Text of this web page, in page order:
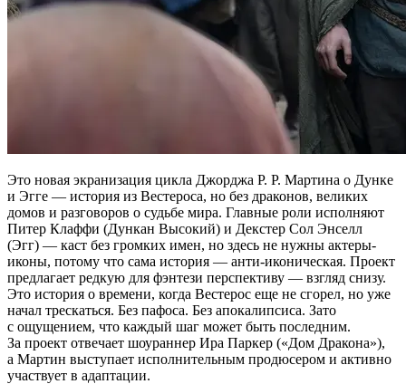
Это новая экранизация цикла Джорджа Р. Р. Мартина о Дунке
и Эгге — история из Вестероса, но без драконов, великих
домов и разговоров о судьбе мира. Главные роли исполняют
Питер Клаффи (Дункан Высокий) и Декстер Сол Энселл
(Эгг) — каст без громких имен, но здесь не нужны актеры-
иконы, потому что сама история — анти-иконическая. Проект
предлагает редкую для фэнтези перспективу — взгляд снизу.
Это история о времени, когда Вестерос еще не сгорел, но уже
начал трескаться. Без пафоса. Без апокалипсиса. Зато
с ощущением, что каждый шаг может быть последним.
За проект отвечает шоураннер Ира Паркер («Дом Дракона»),
а Мартин выступает исполнительным продюсером и активно
участвует в адаптации.